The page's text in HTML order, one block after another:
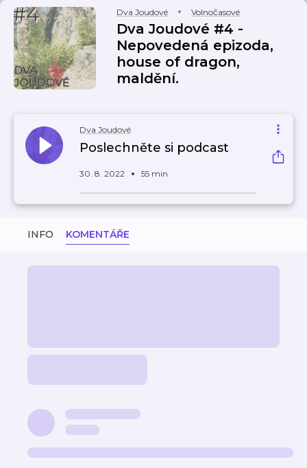
Dva Joudové Volnočasové
Dva Joudové #4 -
Nepovedená epizoda,
house of dragon,
maldění.
Dva Joudové
Poslechněte si podcast
30. 8. 2022 55 min
INFO KOMENTÁŘE